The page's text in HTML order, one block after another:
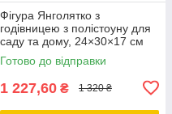
Фігура Янголятко з
годівницею з полістоуну для
саду та дому, 24×30×17 см
Готово до відправки
1 227,60 ₴ 1 320 ₴